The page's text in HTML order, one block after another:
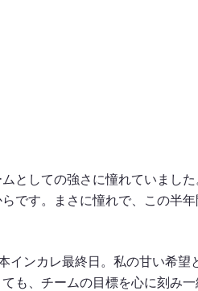
としての強さに憧れていまし
です。まさに憧れで、この半
インカレ最終日。私の甘い希
も、チームの目標を心に刻み